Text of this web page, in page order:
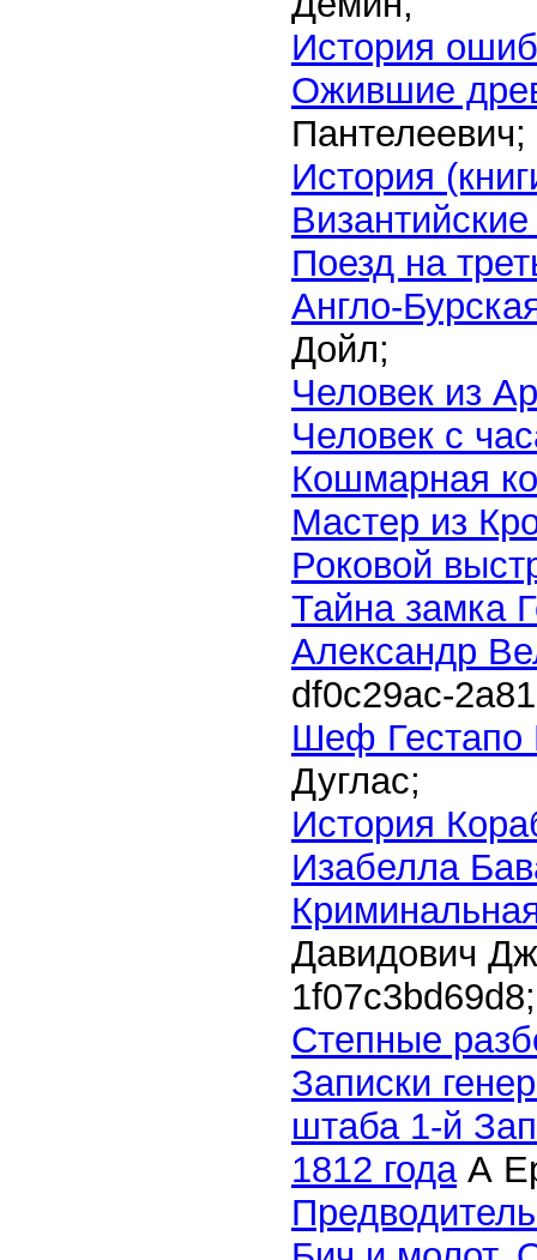
История
Ожившие
Пантелеевич;
История
Поезд на
Англо-
Дойл;
Человек из
Человек с
Кошмарная
Мастер из
Роковой
Тайна замка
Александр
df0c29ac-
Шеф Гестапо
Дуглас;
История
Изабелла
Давидович
1f07c3bd69d8;
Степные
Записки
штаба 1-й
1812 годаА